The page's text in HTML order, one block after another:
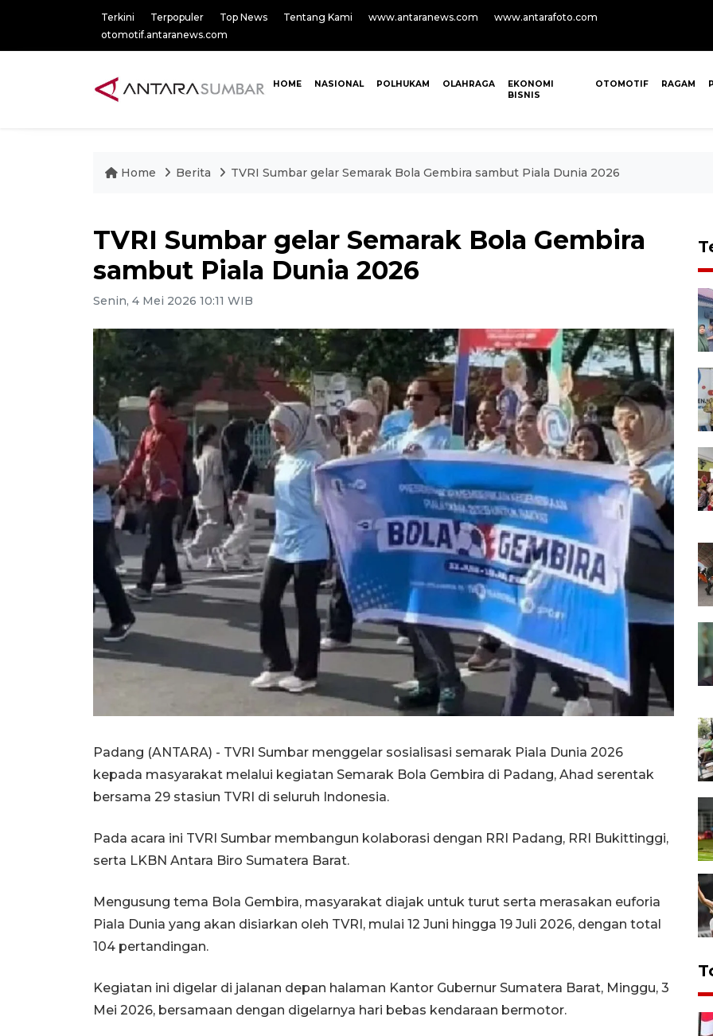
Terkini Terpopuler Top News Tentang Kami www.antaranews.com
www.antarafoto.com
otomotif.antaranews.com
HOME NASIONAL POLHUKAM OLAHRAGA
EKONOMI
BISNIS
OTOMOTIF RAGAM
Home Berita TVRI Sumbar gelar Semarak Bola Gembira sambut Piala Dunia 2026
TVRI Sumbar gelar Semarak Bola Gembira
sambut Piala Dunia 2026
Senin, 4 Mei 2026 10:11 WIB
Padang (ANTARA) - TVRI Sumbar menggelar sosialisasi semarak Piala Dunia 2026
kepada masyarakat melalui kegiatan Semarak Bola Gembira di Padang, Ahad serentak
bersama 29 stasiun TVRI di seluruh Indonesia.
Pada acara ini TVRI Sumbar membangun kolaborasi dengan RRI Padang, RRI Bukittinggi,
serta LKBN Antara Biro Sumatera Barat.
Mengusung tema Bola Gembira, masyarakat diajak untuk turut serta merasakan euforia
Piala Dunia yang akan disiarkan oleh TVRI, mulai 12 Juni hingga 19 Juli 2026, dengan total
104 pertandingan.
Kegiatan ini digelar di jalanan depan halaman Kantor Gubernur Sumatera Barat, Minggu, 3
Mei 2026, bersamaan dengan digelarnya hari bebas kendaraan bermotor.